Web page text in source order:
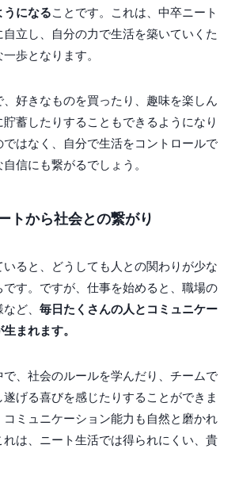
うになることです。これは、中卒ニート
立し、自分の力で生活を築いていくた
歩となります。
好きなものを買ったり、趣味を楽しん
蓄したりすることもできるようになり
ではなく、自分で生活をコントロールで
信にも繋がるでしょう。
トから社会との繋がり
ると、どうしても人との関わりが少な
です。ですが、仕事を始めると、職場の
ど、 毎日たくさんの人とコミュニケー
まれます。
、社会のルールを学んだり、チームで
げる喜びを感じたりすることができま
ミュニケーション能力も自然と磨かれ
は、ニート生活では得られにくい、貴